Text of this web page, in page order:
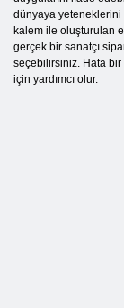
dünyaya yeteneklerini
kalem ile oluşturulan
gerçek bir sanatçı
seçebilirsiniz. Hata bir
için yardımcı olur.